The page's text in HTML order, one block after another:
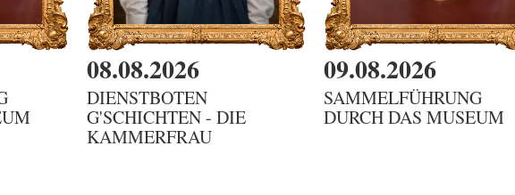
08.08.2026
DIENSTBOTEN
G'SCHICHTEN - DIE
KAMMERFRAU
09.08.2026
SAMMELFÜHRUNG
DURCH DAS MUSEUM